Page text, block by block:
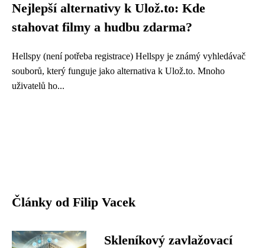
Nejlepší alternativy k Ulož.to: Kde
stahovat filmy a hudbu zdarma?
Hellspy (není potřeba registrace) Hellspy je známý vyhledávač
souborů, který funguje jako alternativa k Ulož.to. Mnoho
uživatelů ho...
Články od Filip Vacek
Skleníkový zavlažovací